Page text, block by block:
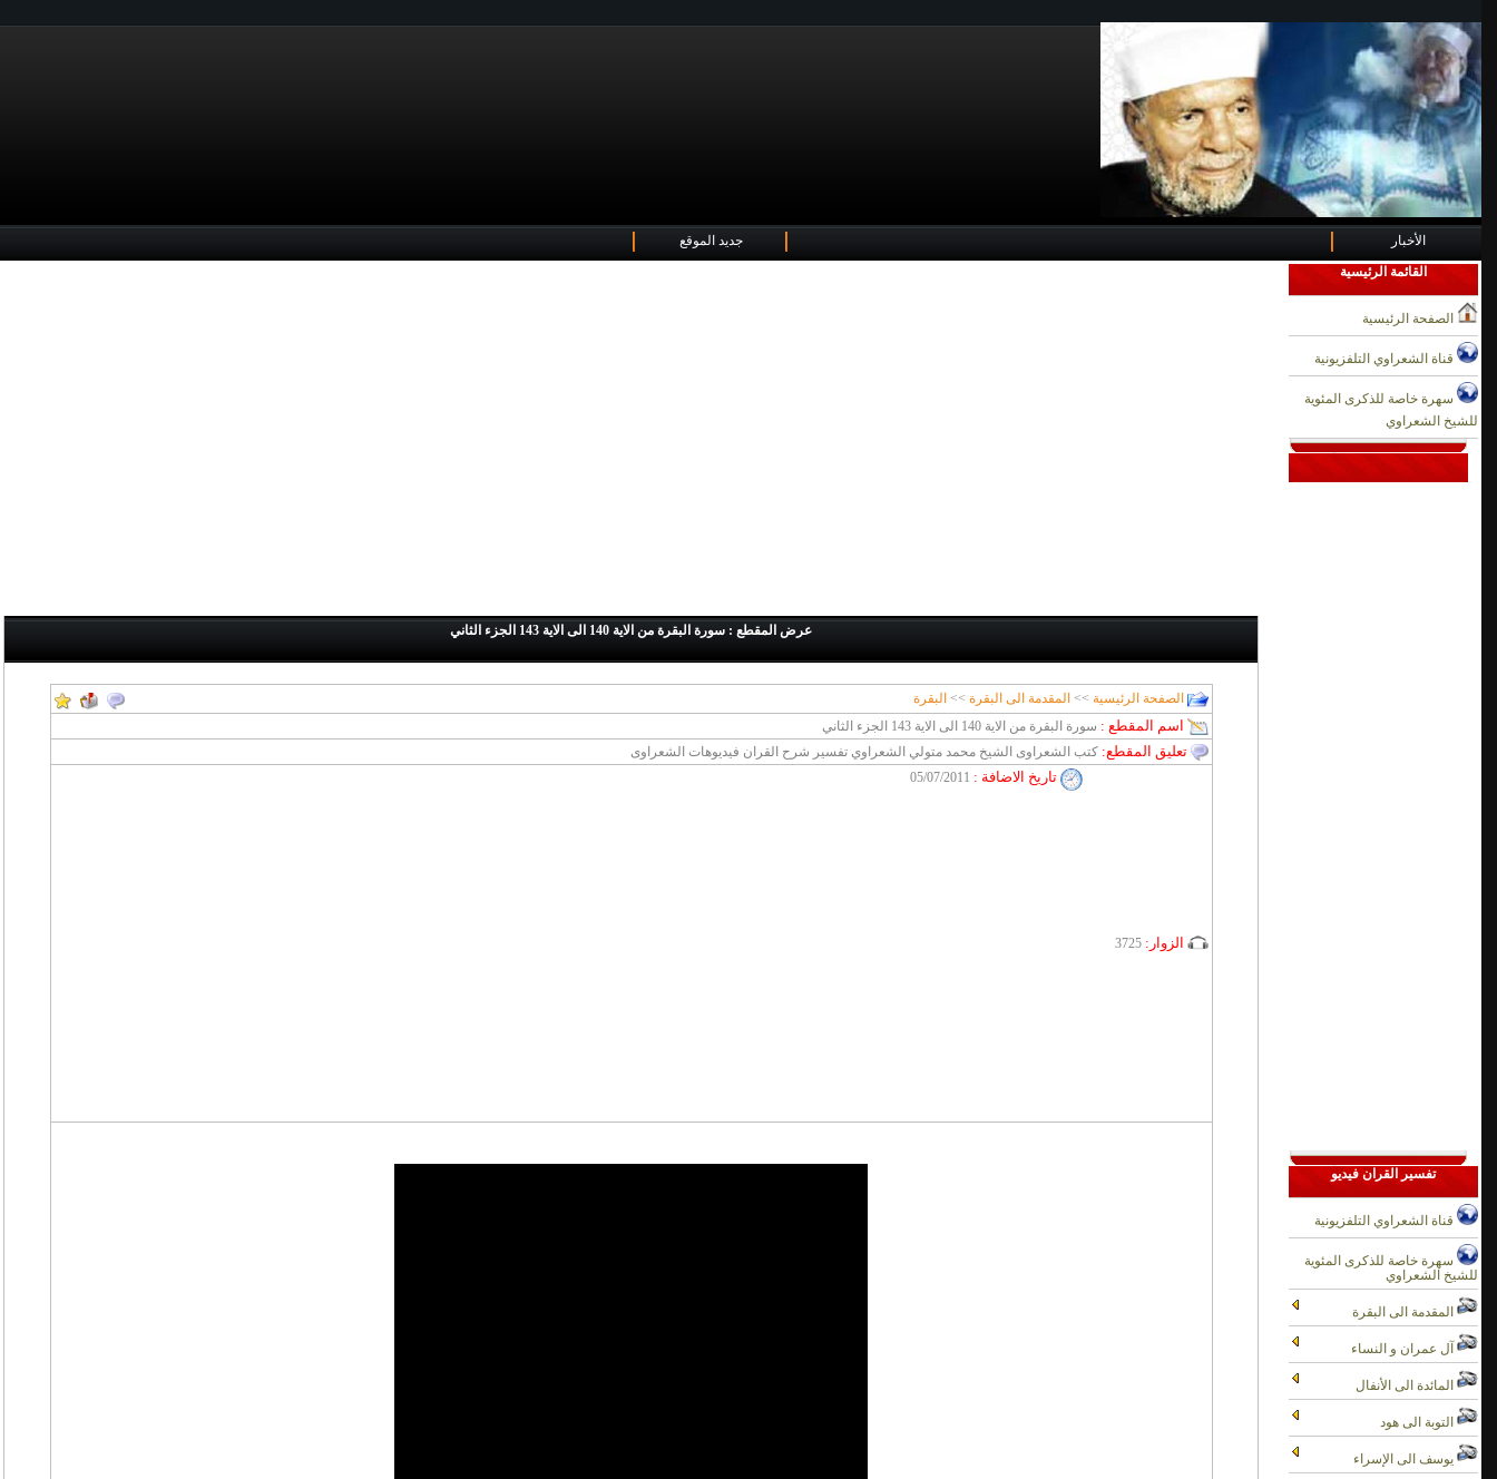
الأخبار جديد الموقع
عرض المقطع : سورة البقرة من الاية 140 الى الاية 143 الجزء الثاني
الصفحة الرئيسية >> المقدمة الى البقرة >> البقرة
اسم المقطع : سورة البقرة من الاية 140 الى الاية 143 الجزء الثاني
تعليق المقطع:كتب الشعراوى الشيخ محمد متولي الشعراوي تفسير شرح القران فيديوهات الشعراوى
تاريخ الاضافة :
05/07/2011
الزوار:3725
القائمة الرئيسية
الصفحة الرئيسية
قناة الشعراوي التلفزيونية
سهرة خاصة للذكرى المئوية
للشيخ الشعراوي
تفسير القران فيديو
قناة الشعراوي التلفزيونية
سهرة خاصة للذكرى المئوية
للشيخ الشعراوي
المقدمة الى البقرة
آل عمران و النساء
المائدة الى الأنفال
التوبة الى هود
يوسف الى الإسراء